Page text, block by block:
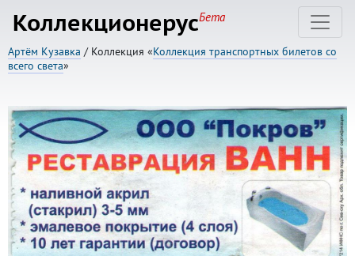
КоллекционерусБета
Артём Кузавка / Коллекция «Коллекция транспортных билетов со
всего света»